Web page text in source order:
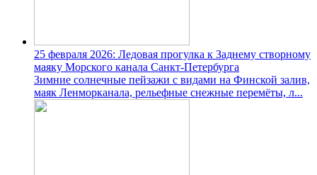
25 февраля 2026: Ледовая прогулка к Заднему створному
маяку Морского канала Санкт-Петербурга
Зимние солнечные пейзажи с видами на Финской залив,
маяк Ленморканала, рельефные снежные перемёты, л...